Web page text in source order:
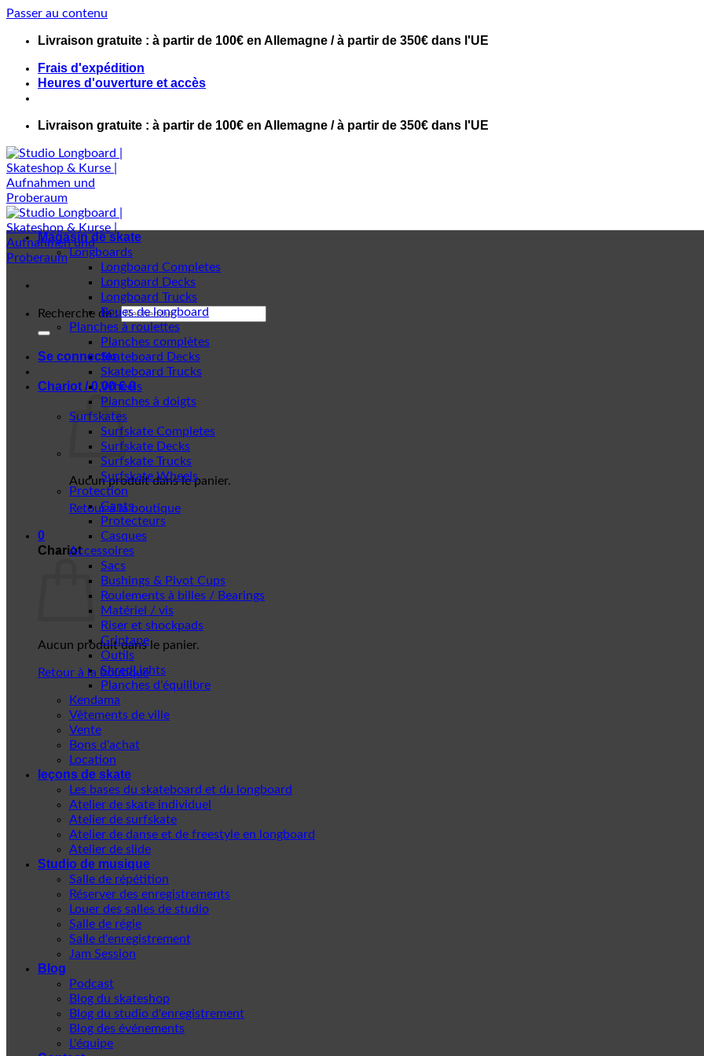
Passer au contenu
Livraison gratuite : à partir de 100€ en Allemagne / à partir de 350€ dans l'UE
Frais d'expédition
Heures d'ouverture et accès
Livraison gratuite : à partir de 100€ en Allemagne / à partir de 350€ dans l'UE
Recherche de :
Se connecter
Chariot /0,00€ 0
Aucun produit dans le panier.
Retour à la boutique
0
Chariot
Aucun produit dans le panier.
Retour à la boutique
Magasin de skate
Longboards
Longboard Completes
Longboard Decks
Longboard Trucks
Roues de longboard
Planches à roulettes
Planches complètes
Skateboard Decks
Skateboard Trucks
Wheels
Planches à doigts
Surfskates
Surfskate Completes
Surfskate Decks
Surfskate Trucks
Surfskate Wheels
Protection
Gants
Protecteurs
Casques
Accessoires
Sacs
Bushings & Pivot Cups
Roulements à billes / Bearings
Matériel / vis
Riser et shockpads
Griptape
Outils
ShredLights
Planches d'équilibre
Kendama
Vêtements de ville
Vente
Bons d'achat
Location
leçons de skate
Les bases du skateboard et du longboard
Atelier de skate individuel
Atelier de surfskate
Atelier de danse et de freestyle en longboard
Atelier de slide
Studio de musique
Salle de répétition
Réserver des enregistrements
Louer des salles de studio
Salle de régie
Salle d'enregistrement
Jam Session
Blog
Podcast
Blog du skateshop
Blog du studio d'enregistrement
Blog des événements
L'équipe